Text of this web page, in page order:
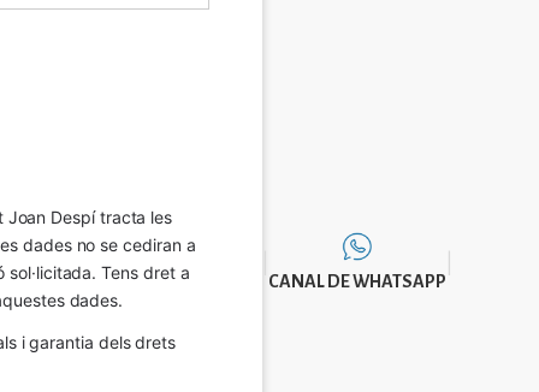
Joan Despí tracta les
dades no se cediran a
Tens dret a
dades.
i garantia dels drets
CANAL DE WHATSAPP